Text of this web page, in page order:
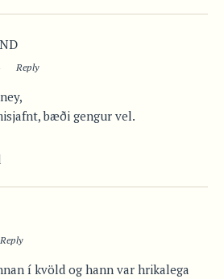
Reply
bæði gengur vel.
Reply
í kvöld og hann var hrikalega